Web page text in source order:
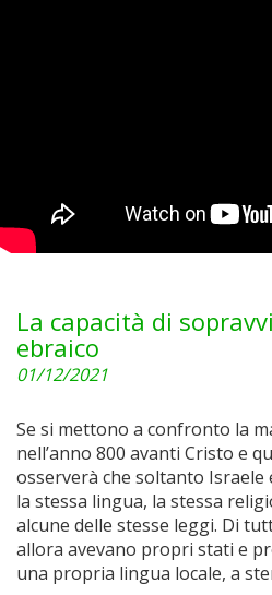
La capacità di
ebraico
01/12/2021
Se si mettono a confronto la
nell’anno 800 avanti Cristo e
osserverà che soltanto Israele
la stessa lingua, la stessa
alcune delle stesse leggi. Di
allora avevano propri stati e
una propria lingua locale, a